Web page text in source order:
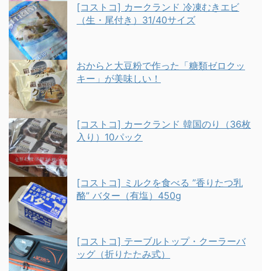
[コストコ] カークランド 冷凍むきエビ
（生・尾付き）31/40サイズ
おからと大豆粉で作った「糖類ゼロクッ
キー」が美味しい！
[コストコ] カークランド 韓国のり（36枚
入り）10パック
[コストコ] ミルクを食べる ”香りたつ乳
酪” バター（有塩）450g
[コストコ] テーブルトップ・クーラーバ
ッグ（折りたたみ式）